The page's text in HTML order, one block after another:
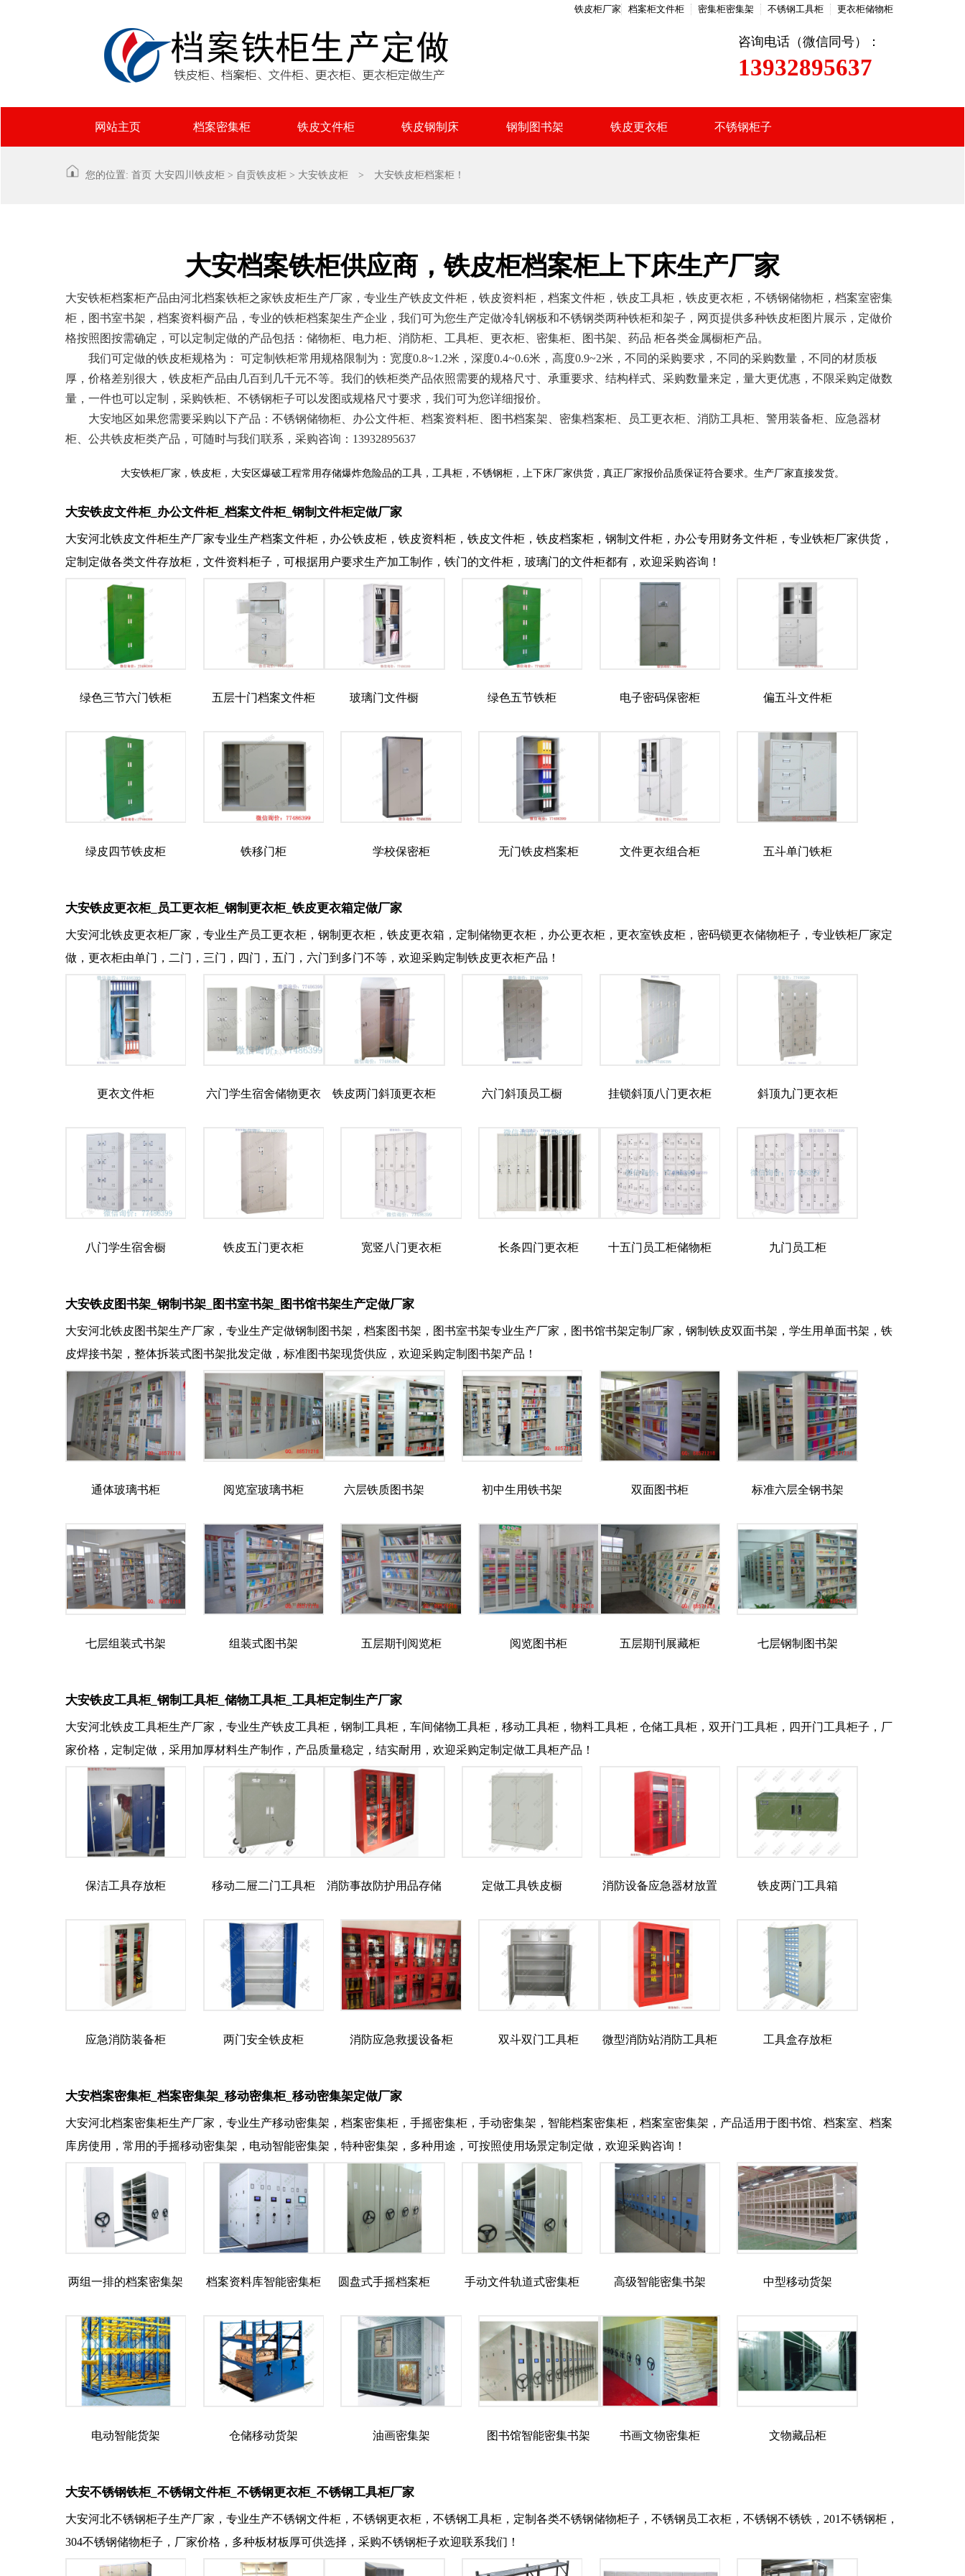
铁皮柜厂家 档案柜文件柜 密集柜密集架 不锈钢工具柜 更衣柜储物柜
咨询电话（微信同号）：
13932895637
网站主页 档案密集柜 铁皮文件柜 铁皮钢制床 钢制图书架 铁皮更衣柜 不锈钢柜子
您的位置: 首页 大安四川铁皮柜 > 自贡铁皮柜 > 大安铁皮柜 > 大安铁皮柜档案柜！
大安档案铁柜供应商，铁皮柜档案柜上下床生产厂家
大安铁柜档案柜产品由河北档案铁柜之家铁皮柜生产厂家，专业生产铁皮文件柜，铁皮资料柜，档案文件柜，铁皮工具柜，铁皮更衣柜，不锈钢储物柜，档案室密集
柜，图书室书架，档案资料橱产品，专业的铁柜档案架生产企业，我们可为您生产定做冷轧钢板和不锈钢类两种铁柜和架子，网页提供多种铁皮柜图片展示，定做价
格按照图按需确定，可以定制定做的产品包括：储物柜、电力柜、消防柜、工具柜、更衣柜、密集柜、图书架、药品 柜各类金属橱柜产品。
我们可定做的铁皮柜规格为： 可定制铁柜常用规格限制为：宽度0.8~1.2米，深度0.4~0.6米，高度0.9~2米，不同的采购要求，不同的采购数量，不同的材质板
厚，价格差别很大，铁皮柜产品由几百到几千元不等。我们的铁柜类产品依照需要的规格尺寸、承重要求、结构样式、采购数量来定，量大更优惠，不限采购定做数
量，一件也可以定制，采购铁柜、不锈钢柜子可以发图或规格尺寸要求，我们可为您详细报价。
大安地区如果您需要采购以下产品：不锈钢储物柜、办公文件柜、档案资料柜、图书档案架、密集档案柜、员工更衣柜、消防工具柜、警用装备柜、应急器材
柜、公共铁皮柜类产品，可随时与我们联系，采购咨询：13932895637
大安铁柜厂家，铁皮柜，大安区爆破工程常用存储爆炸危险品的工具，工具柜，不锈钢柜，上下床厂家供货，真正厂家报价品质保证符合要求。生产厂家直接发货。
大安铁皮文件柜_办公文件柜_档案文件柜_钢制文件柜定做厂家
大安河北铁皮文件柜生产厂家专业生产档案文件柜，办公铁皮柜，铁皮资料柜，铁皮文件柜，铁皮档案柜，钢制文件柜，办公专用财务文件柜，专业铁柜厂家供货，
定制定做各类文件存放柜，文件资料柜子，可根据用户要求生产加工制作，铁门的文件柜，玻璃门的文件柜都有，欢迎采购咨询！
绿色三节六门铁柜 五层十门档案文件柜 玻璃门文件橱 绿色五节铁柜 电子密码保密柜 偏五斗文件柜
绿皮四节铁皮柜 铁移门柜 学校保密柜 无门铁皮档案柜 文件更衣组合柜 五斗单门铁柜
大安铁皮更衣柜_员工更衣柜_钢制更衣柜_铁皮更衣箱定做厂家
大安河北铁皮更衣柜厂家，专业生产员工更衣柜，钢制更衣柜，铁皮更衣箱，定制储物更衣柜，办公更衣柜，更衣室铁皮柜，密码锁更衣储物柜子，专业铁柜厂家定
做，更衣柜由单门，二门，三门，四门，五门，六门到多门不等，欢迎采购定制铁皮更衣柜产品！
更衣文件柜 六门学生宿舍储物更衣
柜
铁皮两门斜顶更衣柜 六门斜顶员工橱 挂锁斜顶八门更衣柜 斜顶九门更衣柜
八门学生宿舍橱 铁皮五门更衣柜 宽竖八门更衣柜 长条四门更衣柜 十五门员工柜储物柜 九门员工柜
大安铁皮图书架_钢制书架_图书室书架_图书馆书架生产定做厂家
大安河北铁皮图书架生产厂家，专业生产定做钢制图书架，档案图书架，图书室书架专业生产厂家，图书馆书架定制厂家，钢制铁皮双面书架，学生用单面书架，铁
皮焊接书架，整体拆装式图书架批发定做，标准图书架现货供应，欢迎采购定制图书架产品！
通体玻璃书柜 阅览室玻璃书柜 六层铁质图书架 初中生用铁书架 双面图书柜 标准六层全钢书架
七层组装式书架 组装式图书架 五层期刊阅览柜 阅览图书柜 五层期刊展藏柜 七层钢制图书架
大安铁皮工具柜_钢制工具柜_储物工具柜_工具柜定制生产厂家
大安河北铁皮工具柜生产厂家，专业生产铁皮工具柜，钢制工具柜，车间储物工具柜，移动工具柜，物料工具柜，仓储工具柜，双开门工具柜，四开门工具柜子，厂
家价格，定制定做，采用加厚材料生产制作，产品质量稳定，结实耐用，欢迎采购定制定做工具柜产品！
保洁工具存放柜 移动二屉二门工具柜 消防事故防护用品存储
柜
定做工具铁皮橱 消防设备应急器材放置
柜
铁皮两门工具箱
应急消防装备柜 两门安全铁皮柜 消防应急救援设备柜 双斗双门工具柜 微型消防站消防工具柜 工具盒存放柜
大安档案密集柜_档案密集架_移动密集柜_移动密集架定做厂家
大安河北档案密集柜生产厂家，专业生产移动密集架，档案密集柜，手摇密集柜，手动密集架，智能档案密集柜，档案室密集架，产品适用于图书馆、档案室、档案
库房使用，常用的手摇移动密集架，电动智能密集架，特种密集架，多种用途，可按照使用场景定制定做，欢迎采购咨询！
两组一排的档案密集架 档案资料库智能密集柜 圆盘式手摇档案柜 手动文件轨道式密集柜 高级智能密集书架 中型移动货架
电动智能货架 仓储移动货架 油画密集架 图书馆智能密集书架 书画文物密集柜 文物藏品柜
大安不锈钢铁柜_不锈钢文件柜_不锈钢更衣柜_不锈钢工具柜厂家
大安河北不锈钢柜子生产厂家，专业生产不锈钢文件柜，不锈钢更衣柜，不锈钢工具柜，定制各类不锈钢储物柜子，不锈钢员工衣柜，不锈钢不锈铁，201不锈钢柜，
304不锈钢储物柜子，厂家价格，多种板材板厚可供选择，采购不锈钢柜子欢迎联系我们！